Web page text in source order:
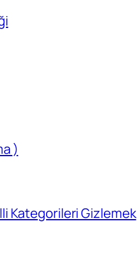
)
Kategorileri Gizlemek